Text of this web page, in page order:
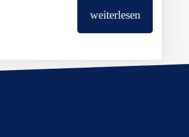
weiterlesen